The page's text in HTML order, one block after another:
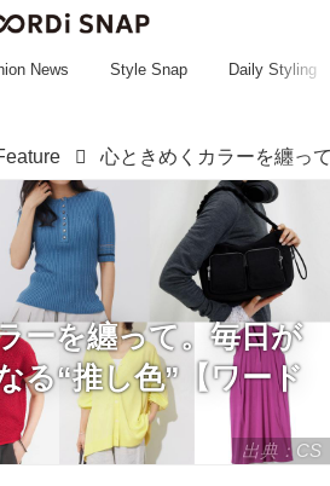
News Style Snap Daily Styling
出典：CS
ーを纏って。毎日が
る“推し色”【ワード